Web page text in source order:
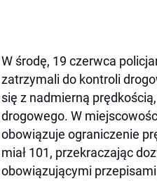
W środę, 19 czerwca
zatrzymali do kontroli
się z nadmierną
drogowego. W
obowiązuje ograniczenie
miał 101, przekraczając
obowiązującymi